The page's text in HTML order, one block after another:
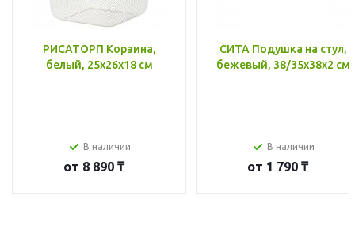
РИСАТОРП Корзина,
белый, 25x26x18 см
В наличии
от 8 890 ₸
СИТА Подушка на стул,
бежевый, 38/35x38x2 см
В наличии
от 1 790 ₸